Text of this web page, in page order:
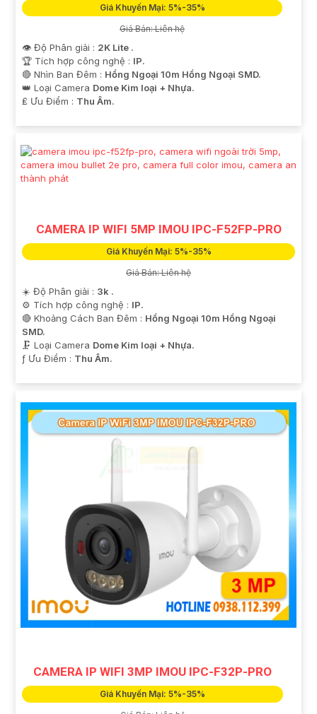
Giá Khuyến Mại: 5%-35%
Giá Bán: Liên hệ
👁 Độ Phân giải : 2K Lite .
🏆 Tích hợp công nghệ : IP.
🔴 Nhìn Ban Đêm : Hồng Ngoại 10m Hồng Ngoại SMD.
👑 Loại Camera Dome Kim loại + Nhựa.
️₤ Ưu Điểm : Thu Âm.
CAMERA IP WIFI 5MP IMOU IPC-F52FP-PRO
Giá Khuyến Mại: 5%-35%
Giá Bán: Liên hệ
☀️ Độ Phân giải : 3k .
⚙ Tích hợp công nghệ : IP.
🔴 Khoảng Cách Ban Đêm : Hồng Ngoại 10m Hồng Ngoại
SMD.
🗜️ Loại Camera Dome Kim loại + Nhựa.
️ƒ Ưu Điểm : Thu Âm.
CAMERA IP WIFI 3MP IMOU IPC-F32P-PRO
Giá Khuyến Mại: 5%-35%